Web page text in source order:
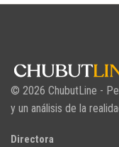
© 2026 ChubutLine -
y un análisis de la
Directora